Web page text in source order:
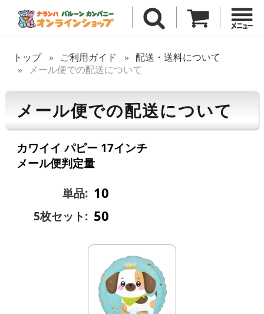
トップ ご利用ガイド
配送・送料について
メール便での配送について
メール便での配送について
カワイイ パピー 17インチ
メール便判定量
単品: 10
5枚セット: 50